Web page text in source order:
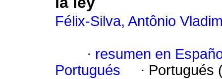
Félix-Silva, Antônio
· resumen en
Portugués
· Portugués